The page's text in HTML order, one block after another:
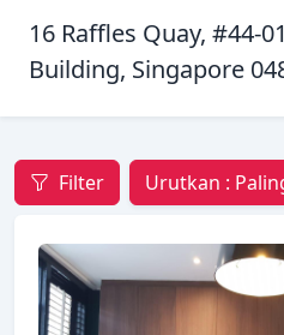
16 Raffles Quay, #44-
Building, Singapore
Filter Urutkan :